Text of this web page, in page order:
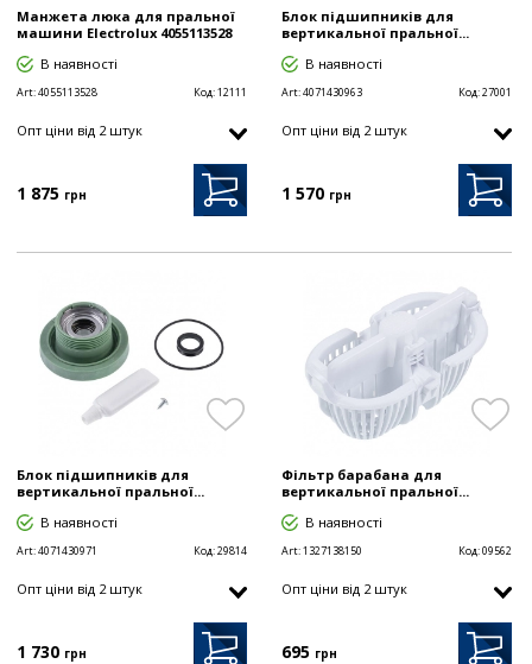
Манжета люка для пральної
машини Electrolux 4055113528
В наявності
Art:4055113528 Код:12111
Опт цiни від 2 штук
1 875 грн
Блок підшипників для
вертикальної пральної...
В наявності
Art:4071430963 Код:27001
Опт цiни від 2 штук
1 570 грн
Блок підшипників для
вертикальної пральної...
В наявності
Art:4071430971 Код:29814
Опт цiни від 2 штук
1 730 грн
Фільтр барабана для
вертикальної пральної...
В наявності
Art:1327138150 Код:09562
Опт цiни від 2 штук
695 грн